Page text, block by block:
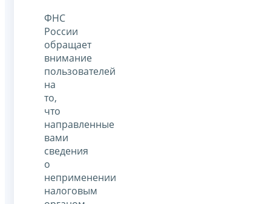
ФНС
России
обращает
внимание
пользователей
на
то,
что
направленные
вами
сведения
о
неприменении
налоговым